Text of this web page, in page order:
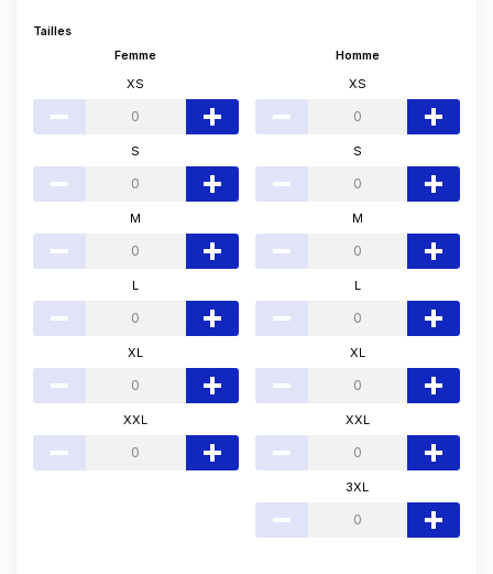
Tailles
Femme
XS
S
M
L
XL
XXL
Homme
XS
S
M
L
XL
XXL
3XL